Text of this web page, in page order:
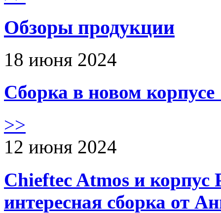
Обзоры продукции
18 июня 2024
Сборка в новом
>>
12 июня 2024
Chieftec Atmos и корпус
интересная сборка от